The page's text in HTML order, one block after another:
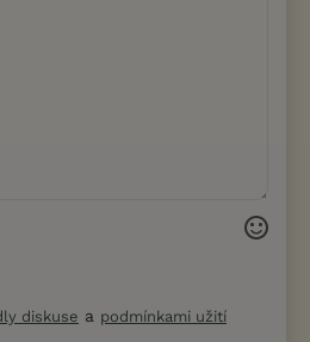
diskuse a podmínkami užití